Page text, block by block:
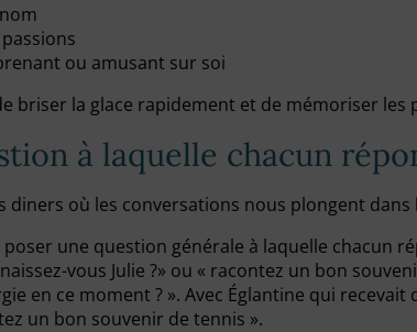
ou amusant sur soi
briser la glace rapidement et de mémoriser
à laquelle chacun
diners où les conversations nous plongent
poser une question générale à laquelle chacun
vous Julie ?» ou « racontez un bon
en ce moment ? ». Avec Églantine qui
un bon souvenir de tennis ».